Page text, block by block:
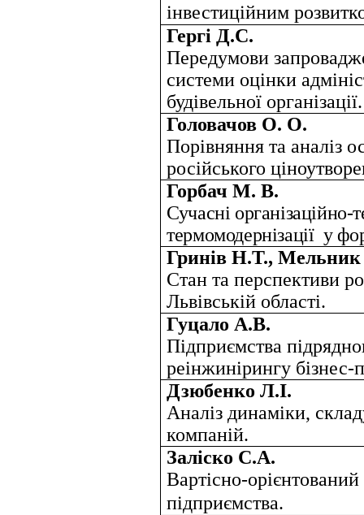
інвестиційним
Гергі Д.С.
Передумови
системи оцінки
будівельної організації.
Головачов О. О.
Порівняння та аналіз
російського
Горбач М. В.
Сучасні організаційно-
термомодернізації у
Гринів Н.Т.,
Стан та перспективи
Львівській області.
Гуцало А.В.
Підприємства
реінжинірингу бізнес-
Дзюбенко Л.І.
Аналіз динаміки,
компаній.
Заліско С.А.
Вартісно-
підприємства.